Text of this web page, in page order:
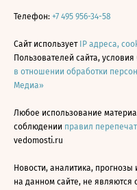
Телефон: +7 495 956-34-58
Сайт использует IP адреса,
Пользователей сайта,
в отношении обработки
Медиа»
Любое использование
соблюдении правил
vedomosti.ru
Новости, аналитика,
на данном сайте, не